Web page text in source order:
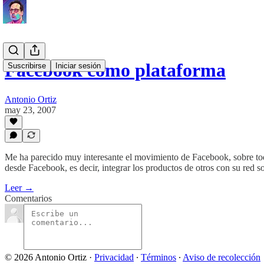
Suscribirse Iniciar sesión
Facebook como plataforma
Antonio Ortiz
may 23, 2007
Me ha parecido muy interesante el movimiento de Facebook, sobre
desde Facebook, es decir, integrar los productos de otros con su red
Leer →
Comentarios
© 2026 Antonio Ortiz · Privacidad ∙ Términos ∙ Aviso de recolección